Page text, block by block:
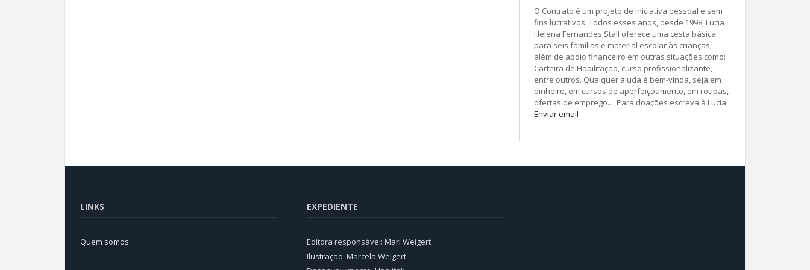
O Contrato é um projeto de iniciativa pessoal e sem
fins lucrativos. Todos esses anos, desde 1998, Lucia
Helena Fernandes Stall oferece uma cesta básica
para seis famílias e material escolar às crianças,
além de apoio financeiro em outras situações como:
Carteira de Habilitação, curso profissionalizante,
entre outros. Qualquer ajuda é bem-vinda, seja em
dinheiro, em cursos de aperfeiçoamento, em roupas,
ofertas de emprego.... Para doações escreva à Lucia
Enviar email
LINKS
Quem somos
EXPEDIENTE
Editora responsável: Mari Weigert
Ilustração: Marcela Weigert